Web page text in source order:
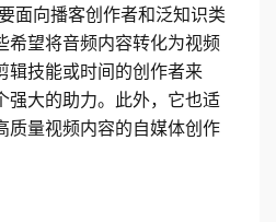
面向播客创作者和泛知识类
希望将音频内容转化为视频
辑技能或时间的创作者来
强大的助力。此外，它也适
质量视频内容的自媒体创作